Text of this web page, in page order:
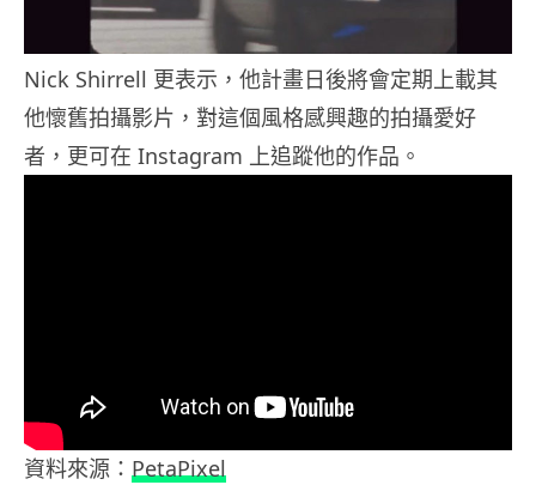
Nick Shirrell 更表示，他計畫日後將會定期上載其
他懷舊拍攝影片，對這個風格感興趣的拍攝愛好
者，更可在 Instagram 上追蹤他的作品。
資料來源： PetaPixel